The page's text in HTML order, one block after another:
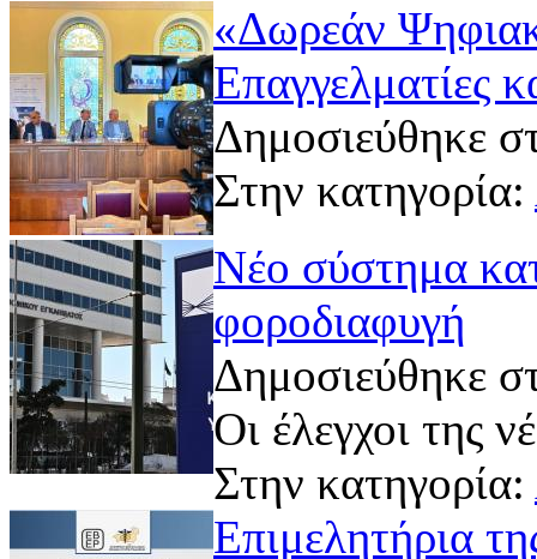
«Δωρεάν
Επαγγελματίες
Δημοσιεύθηκε
Στην κατηγορία:
Νέο σύστημα
φοροδιαφυγή
Δημοσιεύθηκε
Οι έλεγχοι της
Στην κατηγορία:
Eπιμελητήρια